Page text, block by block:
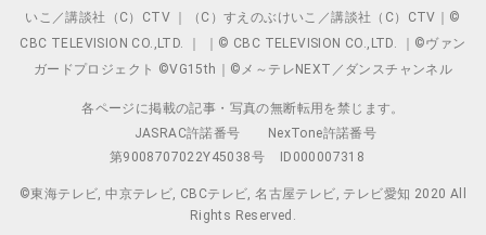
いこ／講談社（C）CTV ｜（C）すえのぶけいこ／講談社（C）CTV｜©
CBC TELEVISION CO.,LTD. ｜ ｜© CBC TELEVISION CO.,LTD. ｜©ヴァン
ガードプロジェクト ©VG15th｜©メ～テレNEXT／ダンスチャンネル
各ページに掲載の記事・写真の無断転用を禁じます。
JASRAC許諾番号
NexTone許諾番号
第9008707022Y45038号
ID000007318
©東海テレビ, 中京テレビ, CBCテレビ, 名古屋テレビ, テレビ愛知 2020 All
Rights Reserved.